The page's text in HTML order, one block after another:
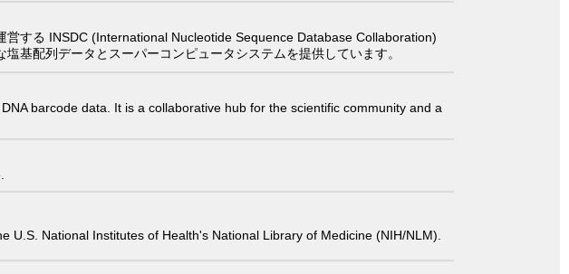
する INSDC (International Nucleotide Sequence Database Collaboration)
基配列データとスーパーコンピュータシステムを提供しています。
barcode data. It is a collaborative hub for the scientific community and a
National Institutes of Health's National Library of Medicine (NIH/NLM).